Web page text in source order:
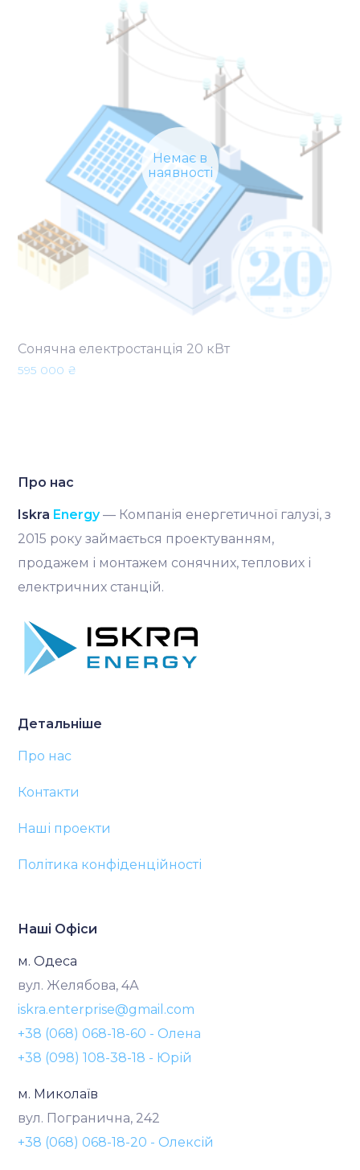
Немає в
наявності
Сонячна електростанція 20 кВт
595 000 ₴
Про нас
Iskra Energy— Компанія енергетичної галузі, з
2015 року займається проектуванням,
продажем і монтажем сонячних, теплових і
електричних станцій.
Детальніше
Про нас
Контакти
Наші проекти
Політика конфіденційності
Наші Офіси
м. Одеса
вул. Желябова, 4А
iskra.enterprise@gmail.com
+38 (068) 068-18-60 - Олена
+38 (098) 108-38-18 - Юрій
м. Миколаїв
вул. Погранична, 242
+38 (068) 068-18-20 - Олексій